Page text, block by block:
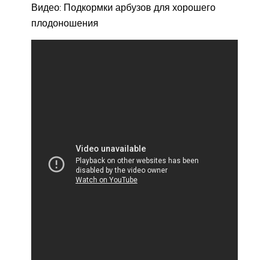
Видео: Подкормки арбузов для хорошего
плодоношения